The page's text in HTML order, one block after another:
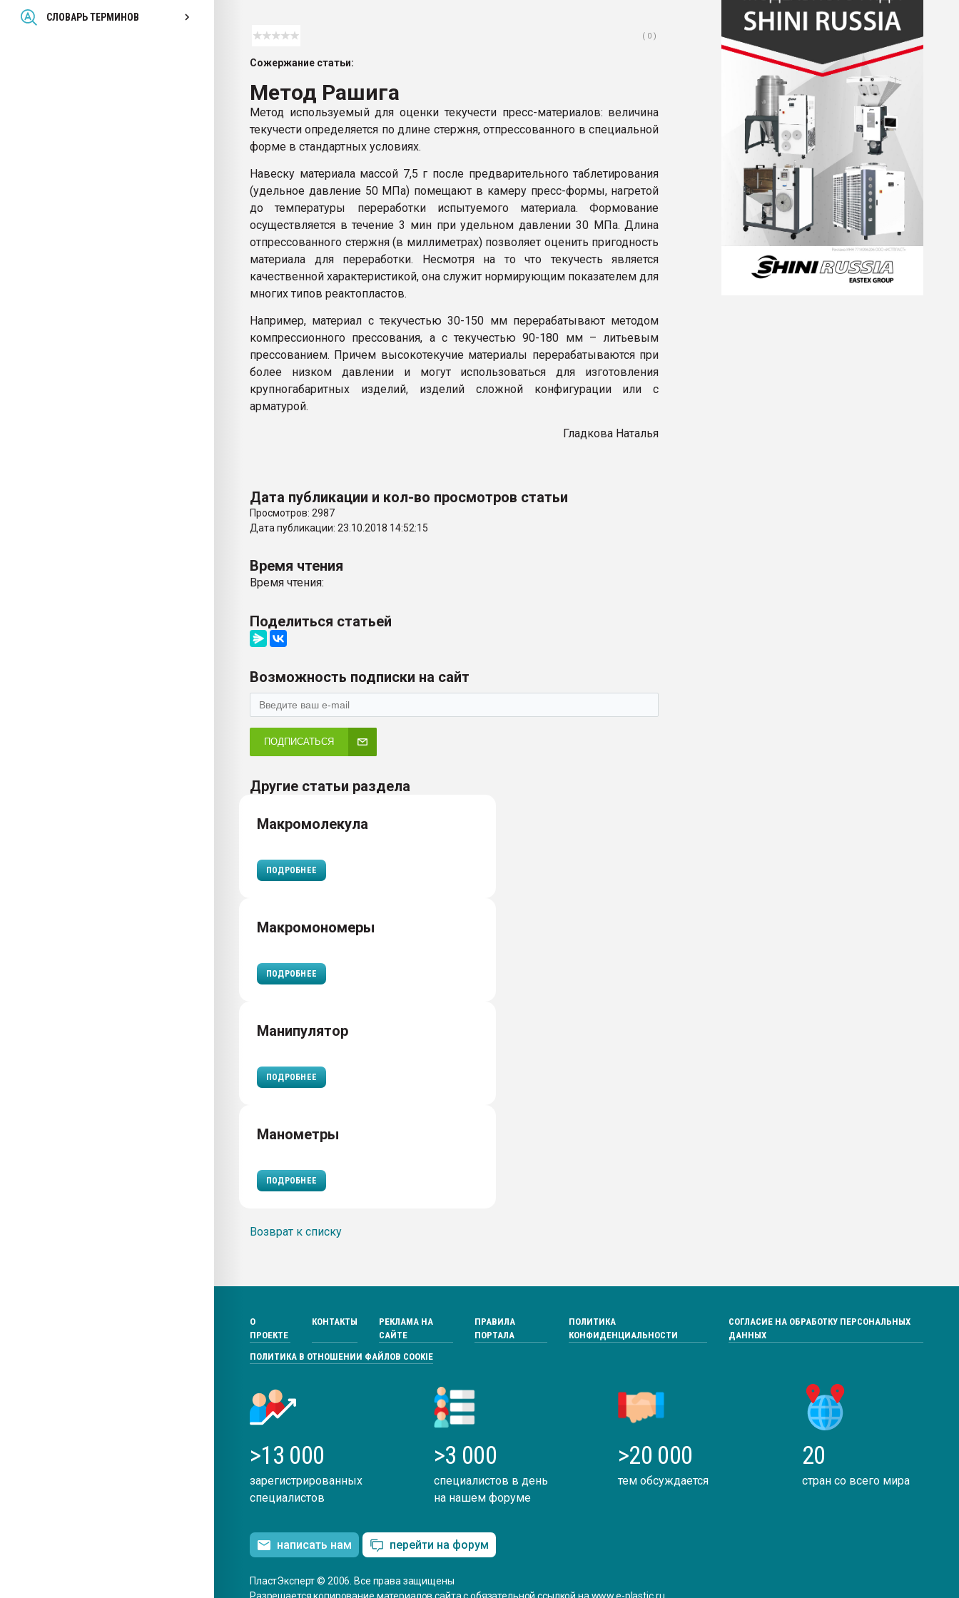
СЛОВАРЬ ТЕРМИНОВ
ПЕРЕЙТИ НА ФОРУМ
( 0 )
Сожержание статьи:
Метод Рашига
Метод используемый для оценки текучести пресс-материалов: величина
текучести определяется по длине стержня, отпрессованного в специальной
форме в стандартных условиях.
Навеску материала массой 7,5 г после предварительного таблетирования
(удельное давление 50 МПа) помещают в камеру пресс-формы, нагретой
до температуры переработки испытуемого материала. Формование
осуществляется в течение 3 мин при удельном давлении 30 МПа. Длина
отпрессованного стержня (в миллиметрах) позволяет оценить пригодность
материала для переработки. Несмотря на то что текучесть является
качественной характеристикой, она служит нормирующим показателем для
многих типов реактопластов.
Например, материал с текучестью 30-150 мм перерабатывают методом
компрессионного прессования, а с текучестью 90-180 мм – литьевым
прессованием. Причем высокотекучие материалы перерабатываются при
более низком давлении и могут использоваться для изготовления
крупногабаритных изделий, изделий сложной конфигурации или с
арматурой.
Гладкова Наталья
Дата публикации и кол-во просмотров статьи
Просмотров: 2987
Дата публикации: 23.10.2018 14:52:15
Время чтения
Время чтения:
Поделиться статьей
Возможность подписки на сайт
ПОДПИСАТЬСЯ
Другие статьи раздела
Макромолекула
ПОДРОБНЕЕ
Макромономеры
ПОДРОБНЕЕ
Манипулятор
ПОДРОБНЕЕ
Манометры
ПОДРОБНЕЕ
Возврат к списку
О
ПРОЕКТЕ
КОНТАКТЫ
РЕКЛАМА НА
САЙТЕ
ПРАВИЛА
ПОРТАЛА
ПОЛИТИКА
КОНФИДЕНЦИАЛЬНОСТИ
СОГЛАСИЕ НА ОБРАБОТКУ ПЕРСОНАЛЬНЫХ
ДАННЫХ
ПОЛИТИКА В ОТНОШЕНИИ ФАЙЛОВ COOKIE
>13 000
зарегистрированных
специалистов
>3 000
специалистов в день
на нашем форуме
>20 000
тем обсуждается
20
стран со всего мира
написать нам перейти на форум
ПластЭксперт © 2006. Все права защищены